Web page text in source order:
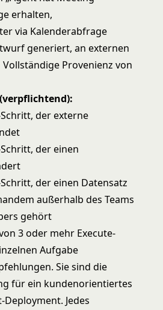
erhalten,
via Kalenderabfrage
generiert, an externen
Provenienz von
der externe
der einen
der einen Datensatz
außerhalb des Teams
gehört
3 oder mehr Execute-
Aufgabe
Sie sind die
für ein kundenorientiertes
Jedes